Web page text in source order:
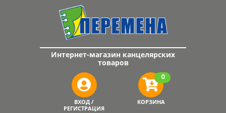
Интернет-магазин канцелярских
товаров
ВХОД /
РЕГИСТРАЦИЯ
КОРЗИНА
0